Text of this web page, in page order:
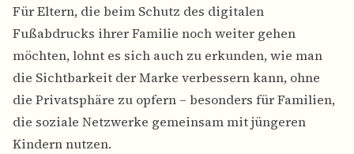
Für Eltern, die beim Schutz des digitalen
Fußabdrucks ihrer Familie noch weiter gehen
möchten, lohnt es sich auch zu erkunden, wie man
die Sichtbarkeit der Marke verbessern kann, ohne
die Privatsphäre zu opfern – besonders für Familien,
die soziale Netzwerke gemeinsam mit jüngeren
Kindern nutzen.